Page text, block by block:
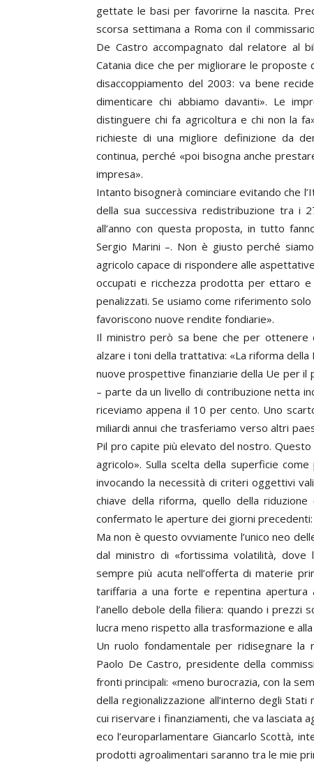
gettate le basi per favorirne la nascita.
scorsa settimana a Roma con il
De Castro accompagnato dal relatore al
Catania dice che per migliorare le proposte
disaccoppiamento del 2003: va bene
dimenticare chi abbiamo davanti». Le
distinguere chi fa agricoltura e chi non la
richieste di una migliore definizione da
continua, perché «poi bisogna anche
impresa».
Intanto bisognerà cominciare evitando che
della sua successiva redistribuzione tra i
all’anno con questa proposta, in tutto
Sergio Marini –. Non è giusto perché
agricolo capace di rispondere alle
occupati e ricchezza prodotta per ettaro
penalizzati. Se usiamo come riferimento
favoriscono nuove rendite fondiarie».
Il ministro però sa bene che per ottenere
alzare i toni della trattativa: «La riforma
nuove prospettive finanziarie della Ue per il
– parte da un livello di contribuzione netta
riceviamo appena il 10 per cento. Uno
miliardi annui che trasferiamo verso altri
Pil pro capite più elevato del nostro.
agricolo». Sulla scelta della superficie
invocando la necessità di criteri oggettivi
chiave della riforma, quello della
confermato le aperture dei giorni precedenti:
Ma non è questo ovviamente l’unico neo
dal ministro di «fortissima volatilità,
sempre più acuta nell’offerta di materie
tariffaria a una forte e repentina apertura
l’anello debole della filiera: quando i prezzi
lucra meno rispetto alla trasformazione e
Un ruolo fondamentale per ridisegnare la
Paolo De Castro, presidente della
fronti principali: «meno burocrazia, con la
della regionalizzazione all’interno degli
cui riservare i finanziamenti, che va lasciata
eco l’europarlamentare Giancarlo Scottà,
prodotti agroalimentari saranno tra le mie